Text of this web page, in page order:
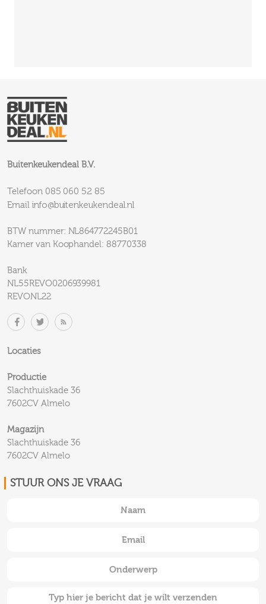
Buitenkeukendeal B.V.
Telefoon 085 060 52 85
Email info@buitenkeukendeal.nl
BTW nummer: NL864772245B01
Kamer van Koophandel: 88770338
Bank
NL55REVO0206939981
REVONL22
Locaties
Productie
Slachthuiskade 36
7602CV Almelo
Magazijn
Slachthuiskade 36
7602CV Almelo
STUUR ONS JE VRAAG